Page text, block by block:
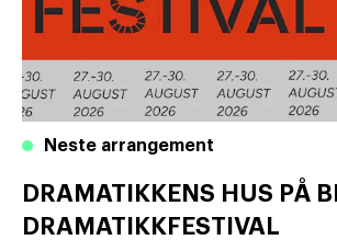
Neste arrangement
DRAMATIKKENS HUS PÅ
DRAMATIKKFESTIVAL